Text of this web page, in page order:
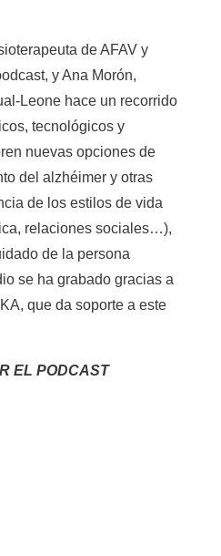
de AFAV y
y Ana Morón,
Leone hace un recorrido
tecnológicos y
nuevas opciones de
del alzhéimer y otras
de los estilos de vida
relaciones sociales…),
de la persona
se ha grabado gracias a
que da soporte a este
EL PODCAST